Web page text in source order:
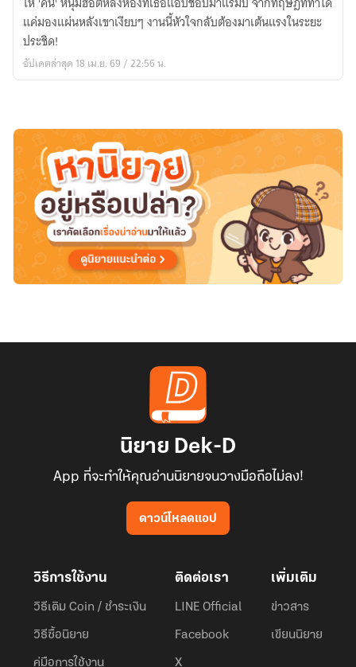
เด็ก
หลัง
ห้อง
(Classic
แค่มองแผ่นหลังเขาเงียบๆ งานนี้หัวใจกลับต้องมาเต้นแรงในระยะ
ประชิด!
อัปเดตล่าสุด 18 เม.ย. 69 / 22:56 น.
นิยาย Dek-D
App ที่จะทำให้คุณอ่านนิยายจนวางมือถือไม่ลง!
ดาวน์โหลดแอป
วิธีการใช้งาน
วิธีเติม Coin / ชำระเงิน
วิธีซื้อนิยาย
คู่มือการใช้งาน
ติดต่อเรา
LINE Official
Facebook
X
เพิ่มเติม
ข่าวสาร
เขียนนิยาย